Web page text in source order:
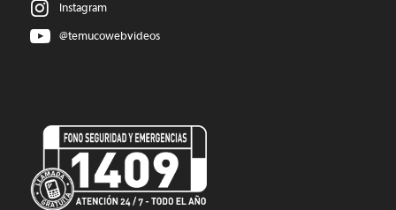
Instagram
@temucowebvideos